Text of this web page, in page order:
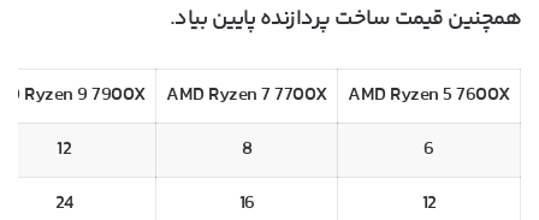
همچنین قیمت ساخت پردازنده پایین بیاد.
AMD Ryzen 5 7600X
AMD Ryzen 7 7700X
Ryzen 9 7900X
6
8
12
12
16
24